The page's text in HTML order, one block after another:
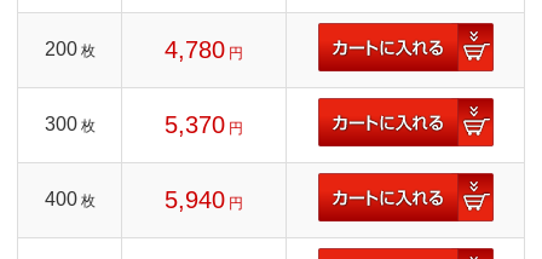
200 枚 4,780 円
300 枚 5,370 円
400 枚 5,940 円